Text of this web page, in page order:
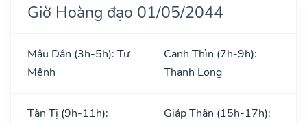
Giờ Hoàng đạo 01/05/2044
Mậu Dần (3h-5h): Tư
Mệnh
Canh Thìn (7h-9h):
Thanh Long
Tân Tị (9h-11h):
Giáp Thân (15h-17h):